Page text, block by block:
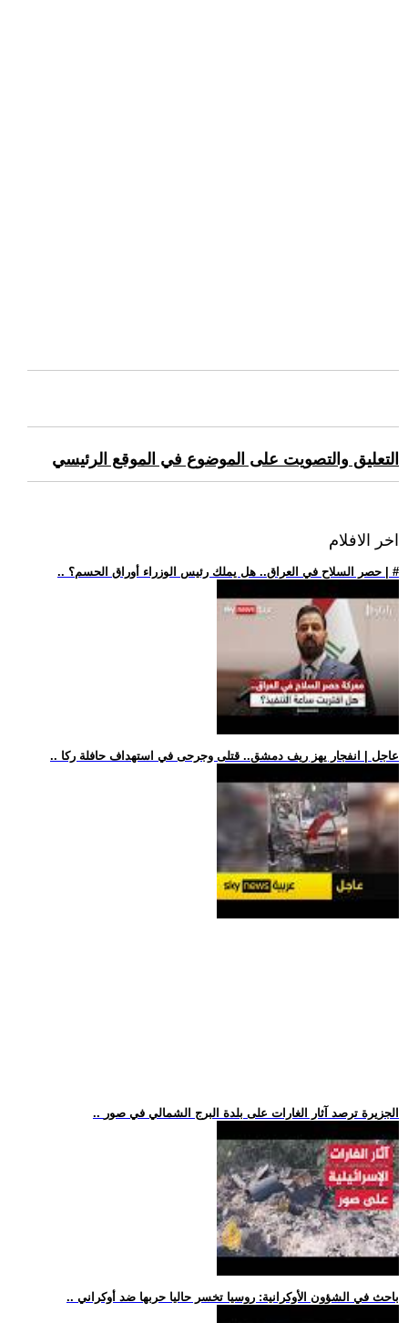
التعليق والتصويت على الموضوع في الموقع الرئيسي
اخر الافلام
.. حصر السلاح في العراق.. هل يملك رئيس الوزراء أوراق الحسم؟ | #
.. عاجل | انفجار يهز ريف دمشق.. قتلى وجرحى في استهداف حافلة ركا
.. الجزيرة ترصد آثار الغارات على بلدة البرج الشمالي في صور
.. باحث في الشؤون الأوكرانية: روسيا تخسر حاليا حربها ضد أوكراني